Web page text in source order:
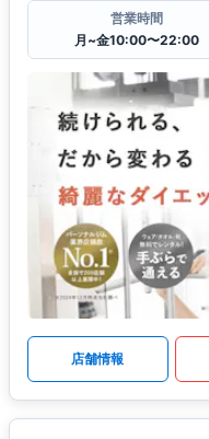
営業時間
月~金10:00〜22:00
店舗情報